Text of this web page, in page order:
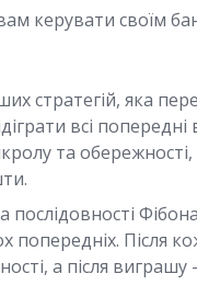
керувати своїм
стратегій, яка
всі
та обережності,
послідовності
попередніх. Після
а після